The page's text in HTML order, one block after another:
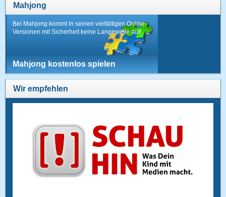
Mahjong
Bei Mahjong kommt in seinen vielfältigen Online-
Versionen mit Sicherheit keine Langeweile auf!
Mahjong kostenlos spielen
Wir empfehlen